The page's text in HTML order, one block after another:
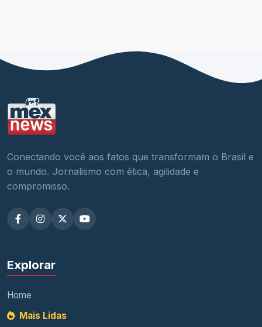
Conectando você aos fatos que transformam o Brasil e
o mundo. Jornalismo com ética, agilidade e
compromisso.
Explorar
Home
Mais Lidas